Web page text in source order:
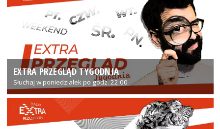
EXTRA PRZEGLĄD TYGODNIA
Słuchaj w poniedziałek po godz. 22:00